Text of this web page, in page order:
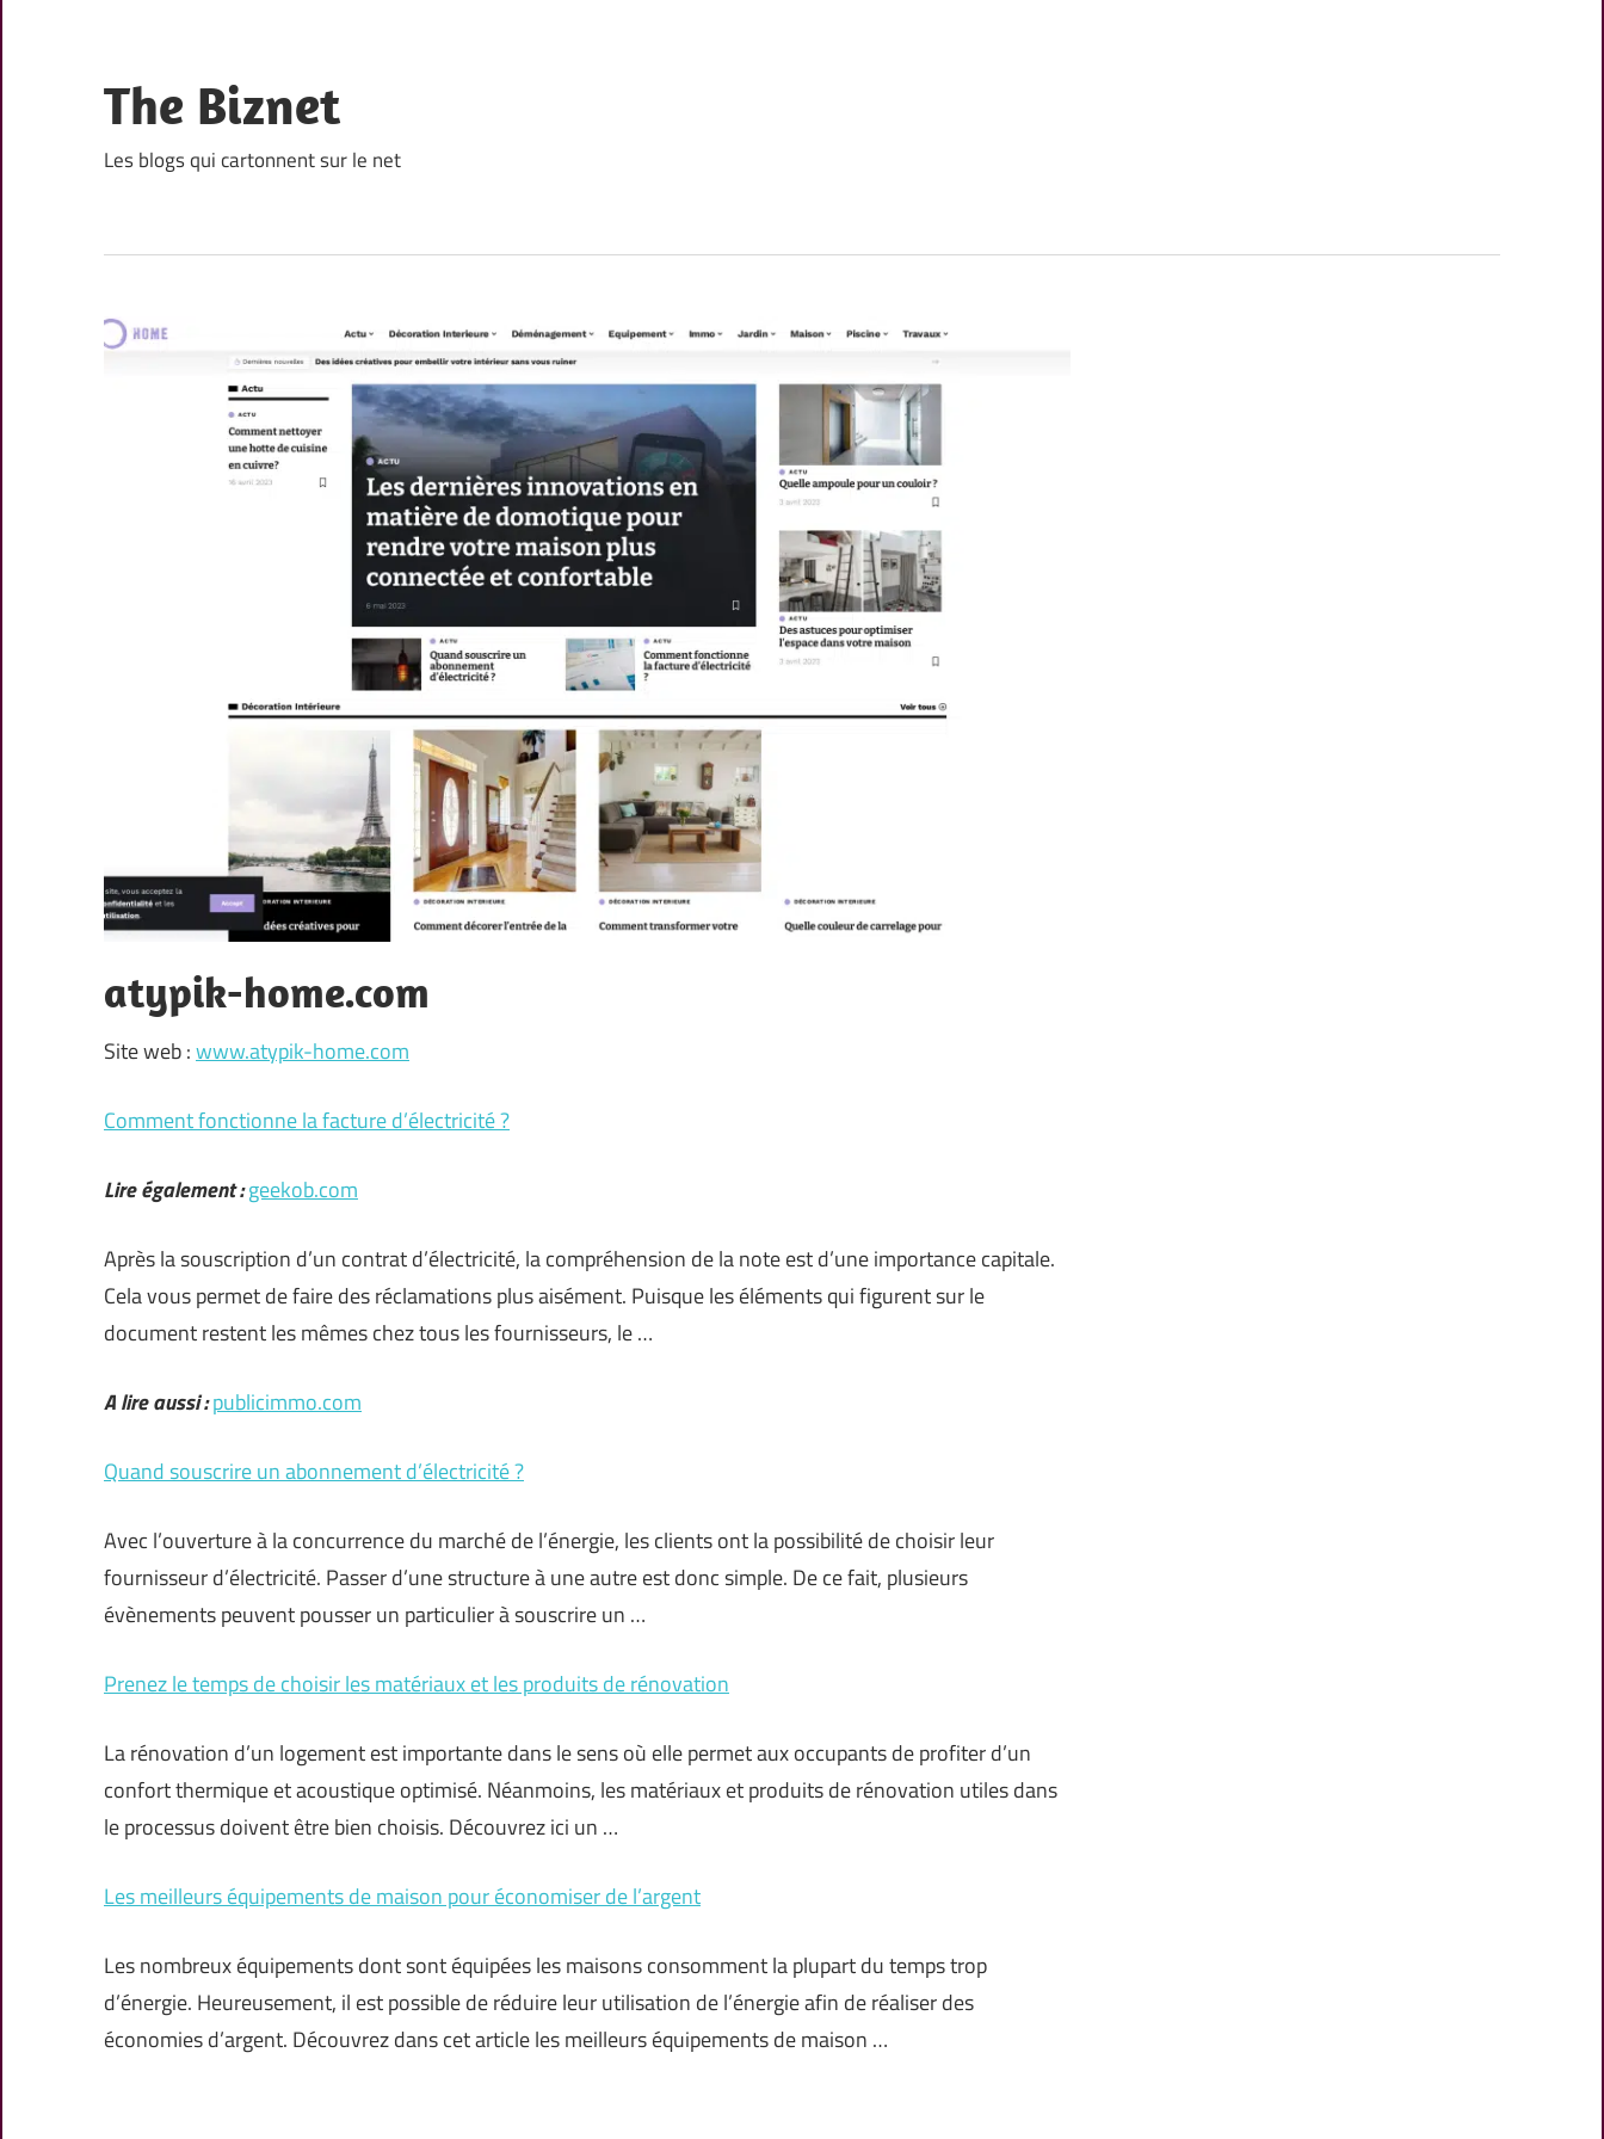
content
The Biznet
Les blogs qui cartonnent sur le net
atypik-home.com
Site web :www.atypik-home.com
Comment fonctionne la facture d’électricité ?
Lire également :geekob.com
Après la souscription d’un contrat d’électricité, la compréhension de la note est d’une importance capitale.
Cela vous permet de faire des réclamations plus aisément. Puisque les éléments qui figurent sur le
document restent les mêmes chez tous les fournisseurs, le …
A lire aussi :publicimmo.com
Quand souscrire un abonnement d’électricité ?
Avec l’ouverture à la concurrence du marché de l’énergie, les clients ont la possibilité de choisir leur
fournisseur d’électricité. Passer d’une structure à une autre est donc simple. De ce fait, plusieurs
évènements peuvent pousser un particulier à souscrire un …
Prenez le temps de choisir les matériaux et les produits de rénovation
La rénovation d’un logement est importante dans le sens où elle permet aux occupants de profiter d’un
confort thermique et acoustique optimisé. Néanmoins, les matériaux et produits de rénovation utiles dans
le processus doivent être bien choisis. Découvrez ici un …
Les meilleurs équipements de maison pour économiser de l’argent
Les nombreux équipements dont sont équipées les maisons consomment la plupart du temps trop
d’énergie. Heureusement, il est possible de réduire leur utilisation de l’énergie afin de réaliser des
économies d’argent. Découvrez dans cet article les meilleurs équipements de maison …